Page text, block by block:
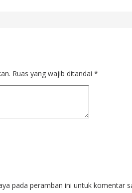
Ruas yang wajib ditandai *
pada peramban ini untuk komentar